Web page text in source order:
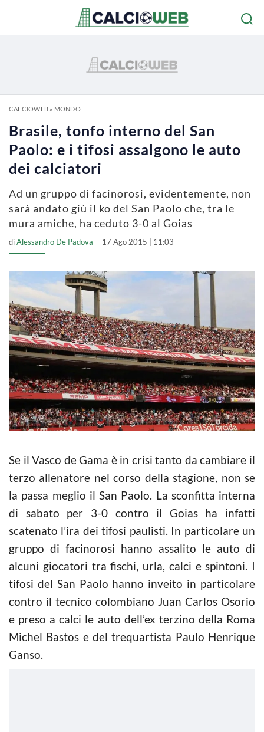
CALCIOWEB» MONDO
Brasile, tonfo interno del San
Paolo: e i tifosi assalgono le auto
dei calciatori
Ad un gruppo di facinorosi, evidentemente, non
sarà andato giù il ko del San Paolo che, tra le
mura amiche, ha ceduto 3-0 al Goias
diAlessandro De Padova 17 Ago 2015 | 11:03
Se il Vasco de Gama è in crisi tanto da cambiare il
terzo allenatore nel corso della stagione, non se
la passa meglio il San Paolo. La sconfitta interna
di sabato per 3-0 contro il Goias ha infatti
scatenato l’ira dei tifosi paulisti. In particolare un
gruppo di facinorosi hanno assalito le auto di
alcuni giocatori tra fischi, urla, calci e spintoni. I
tifosi del San Paolo hanno inveito in particolare
contro il tecnico colombiano Juan Carlos Osorio
e preso a calci le auto dell’ex terzino della Roma
Michel Bastos e del trequartista Paulo Henrique
Ganso.